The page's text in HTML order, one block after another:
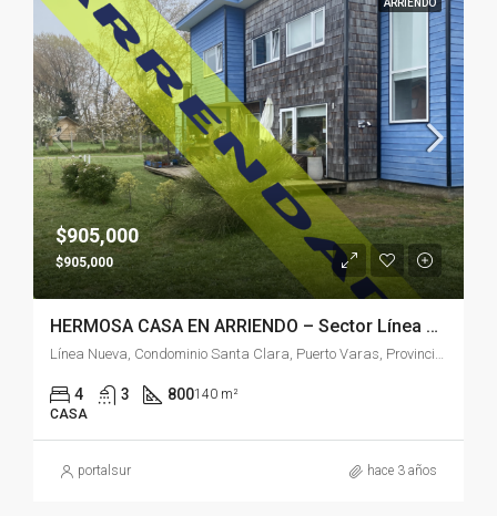
ARRIENDO
$905,000
$905,000
HERMOSA CASA EN ARRIENDO – Sector Línea Nueva – Puerto Varas/ Llanquihue
Línea Nueva, Condominio Santa Clara, Puerto Varas, Provincia de Llanquihue, Región de Los Lagos, 5550176, Chile
4 3 800140 m²
CASA
portalsur hace 3 años